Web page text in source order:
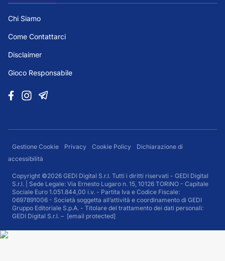
Chi Siamo
Come Contattarci
Disclaimer
Gioco Responsabile
Gestione Cookie Privacy Cookie Policy
Dichiarazione di
accessibilità
Copyright ©2026 GEDI Digital S.r.l. Tutti i diritti riservati - GEDI Digital
S.r.l. | Sede Legale: Via Ernesto Lugaro n. 15, 10126 TORINO - Capitale
Sociale Euro 1.051.844,00 i.v. - Partita Iva e Codice Fiscale:
0697891006 - Società soggetta all’attività e coordinamento di GEDI
Gruppo Editoriale S.p.A. - Titolare del trattamento dei dati personali:
GEDI Digital S.r.l. – [email protected]